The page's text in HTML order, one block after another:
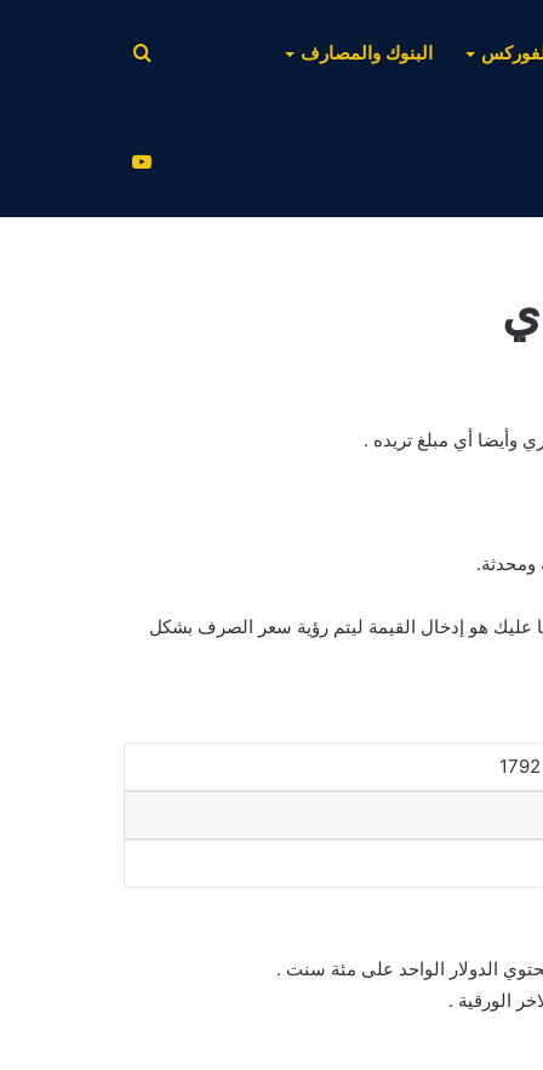
البنوك والمصارف
عن
وأيضا أي مبلغ تريده .
ومحدثة.
عليك هو إدخال القيمة ليتم رؤية سعر الصرف بشكل
الدولار الواحد على مئة سنت .
الورقية .